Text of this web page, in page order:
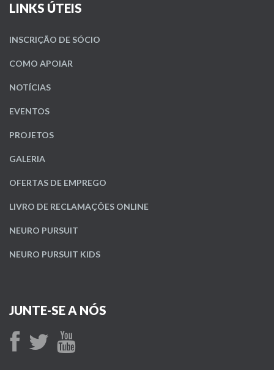
LINKS ÚTEIS
INSCRIÇÃO DE SÓCIO
COMO APOIAR
NOTÍCIAS
EVENTOS
PROJETOS
GALERIA
OFERTAS DE EMPREGO
LIVRO DE RECLAMAÇÕES ONLINE
NEURO PURSUIT
NEURO PURSUIT KIDS
JUNTE-SE A NÓS